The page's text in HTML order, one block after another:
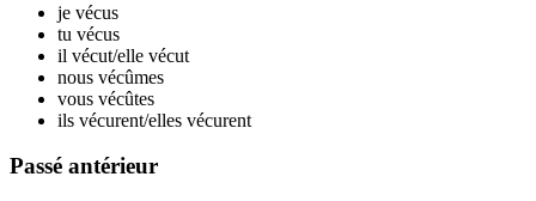
je vécus
tu vécus
il vécut/elle vécut
nous vécûmes
vous vécûtes
ils vécurent/elles vécurent
Passé antérieur